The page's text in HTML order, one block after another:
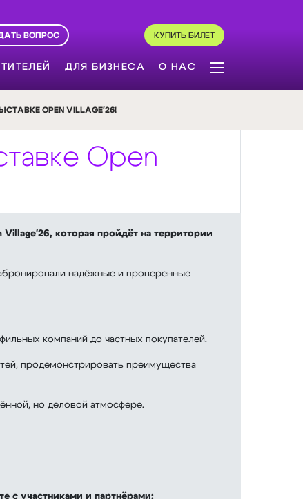
ВОПРОС КУПИТЬ БИЛЕТ
ДЛЯ БИЗНЕСА О НАС
OPEN VILLAGE'26!
Open
которая пройдёт на территории
надёжные и проверенные
компаний до частных покупателей.
продемонстрировать преимущества
но деловой атмосфере.
с участниками и партнёрами: